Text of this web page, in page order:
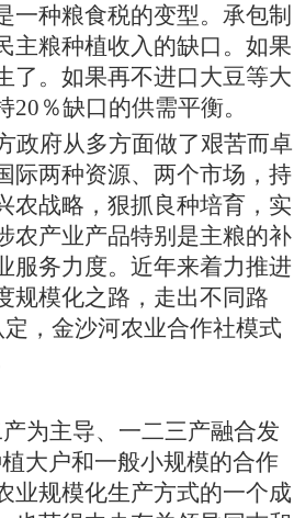
一种粮食税的变型。承包制
主粮种植收入的缺口。如果
了。如果再不进口大豆等大
20％缺口的供需平衡。
政府从多方面做了艰苦而卓
际两种资源、两个市场，持
农战略，狠抓良种培育，实
农产业产品特别是主粮的补
服务力度。近年来着力推进
规模化之路，走出不同路
，金沙河农业合作社模式
产为主导、一二三产融合发
大户和一般小规模的合作
业规模化生产方式的一个成